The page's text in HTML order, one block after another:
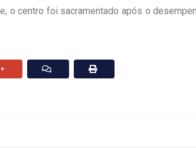
o centro foi sacramentado após o